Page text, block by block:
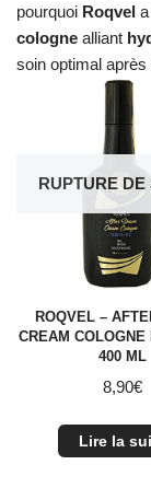
pourquoi Roqvel
cologne alliant
soin optimal
RUPTURE DE
ROQVEL –
CREAM COLOGNE
400 ML
8,90€
Lire la